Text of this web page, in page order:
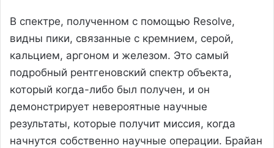
В спектре, полученном с помощью Resolve,
видны пики, связанные с кремнием, серой,
кальцием, аргоном и железом. Это самый
подробный рентгеновский спектр объекта,
который когда-либо был получен, и он
демонстрирует невероятные научные
результаты, которые получит миссия, когда
начнутся собственно научные операции. Брайан